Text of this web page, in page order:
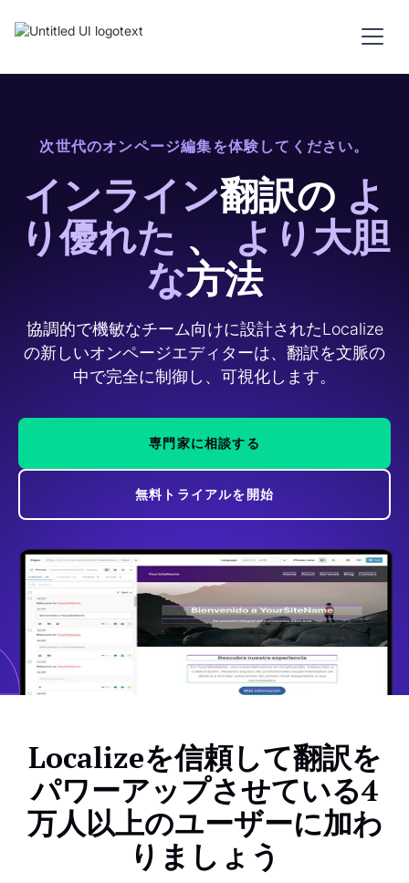
次世代のオンページ編集を体験してください。
インライン翻訳の よ
り優れた 、 より大胆
な方法
協調的で機敏なチーム向けに設計されたLocalize
の新しいオンページエディターは、翻訳を文脈の
中で完全に制御し、可視化します。
専門家に相談する
無料トライアルを開始
Localizeを信頼して翻訳を
パワーアップさせている4
万人以上のユーザーに加わ
りましょう